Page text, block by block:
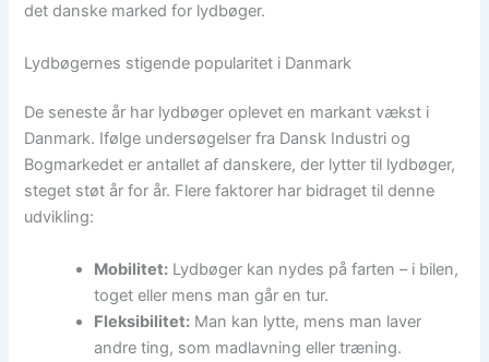
det danske marked for lydbøger.
Lydbøgernes stigende popularitet i Danmark
De seneste år har lydbøger oplevet en markant vækst i
Danmark. Ifølge undersøgelser fra Dansk Industri og
Bogmarkedet er antallet af danskere, der lytter til lydbøger,
steget støt år for år. Flere faktorer har bidraget til denne
udvikling:
Mobilitet: Lydbøger kan nydes på farten – i bilen,
toget eller mens man går en tur.
Fleksibilitet: Man kan lytte, mens man laver
andre ting, som madlavning eller træning.